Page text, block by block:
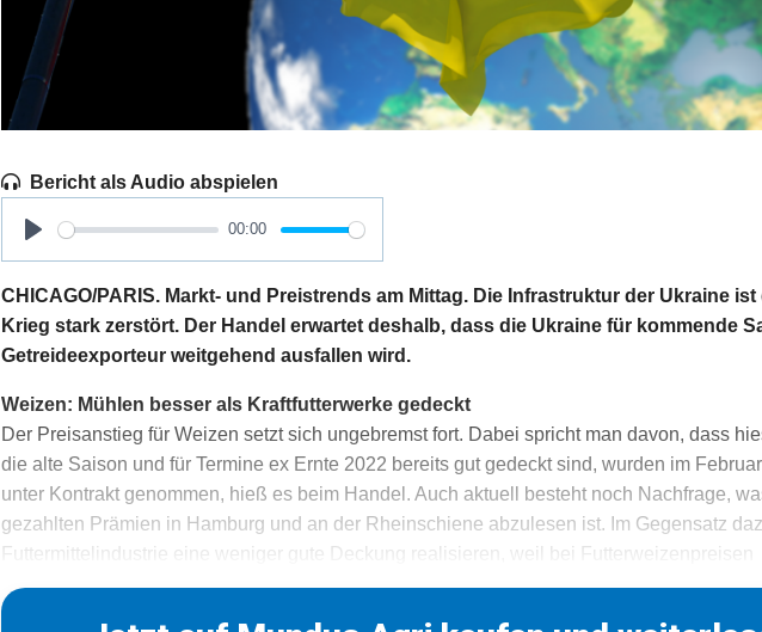
Bericht als Audio abspielen
Play
00:00
CHICAGO/PARIS. Markt- und Preistrends am Mittag. Die Infrastruktur der Ukraine
Krieg stark zerstört. Der Handel erwartet deshalb, dass die Ukraine für kommende
Getreideexporteur weitgehend ausfallen wird.
Weizen: Mühlen besser als Kraftfutterwerke gedeckt
Der Preisanstieg für Weizen setzt sich ungebremst fort. Dabei spricht man davon, dass
die alte Saison und für Termine ex Ernte 2022 bereits gut gedeckt sind, wurden im
unter Kontrakt genommen, hieß es beim Handel. Auch aktuell besteht noch Nachfrage,
gezahlten Prämien in Hamburg und an der Rheinschiene abzulesen ist. Im Gegensatz
Futtermittelindustrie eine weniger gute Deckung realisieren, weil bei Futterweizenpreisen